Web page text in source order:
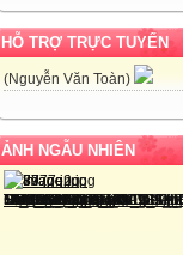
HỖ TRỢ TRỰC TUYẾN
(Nguyễn Văn Toàn)
ẢNH NGẪU NHIÊN